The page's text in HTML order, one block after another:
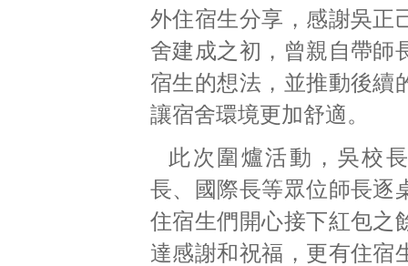
外住宿生分享，感謝吳正
舍建成之初，曾親自帶師
宿生的想法，並推動後續
讓宿舍環境更加舒適。
此次圍爐活動，吳校
長、國際長等眾位師長逐
住宿生們開心接下紅包之
達感謝和祝福，更有住宿